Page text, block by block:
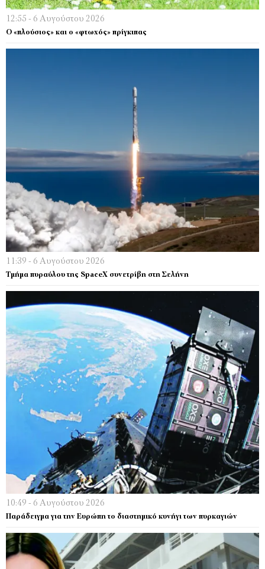
12:55 - 6 Αυγούστου 2026
Ο «πλούσιος» και ο «φτωχός» πρίγκιπας
11:39 - 6 Αυγούστου 2026
Τμήμα πυραύλου της SpaceX συνετρίβη στη Σελήνη
10:49 - 6 Αυγούστου 2026
Παράδειγμα για την Ευρώπη το διαστημικό κυνήγι των πυρκαγιών